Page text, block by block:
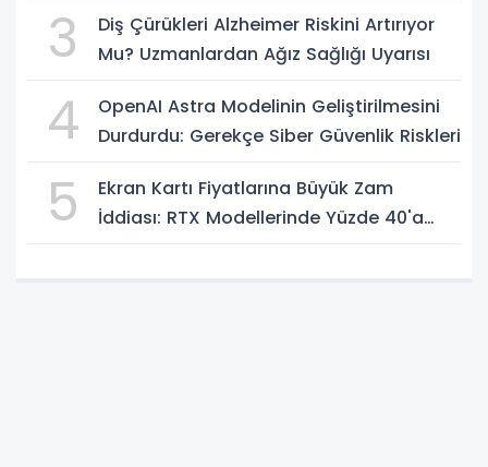
3
Diş Çürükleri Alzheimer Riskini Artırıyor
Mu? Uzmanlardan Ağız Sağlığı Uyarısı
4
OpenAI Astra Modelinin Geliştirilmesini
Durdurdu: Gerekçe Siber Güvenlik Riskleri
5
Ekran Kartı Fiyatlarına Büyük Zam
İddiası: RTX Modellerinde Yüzde 40'a